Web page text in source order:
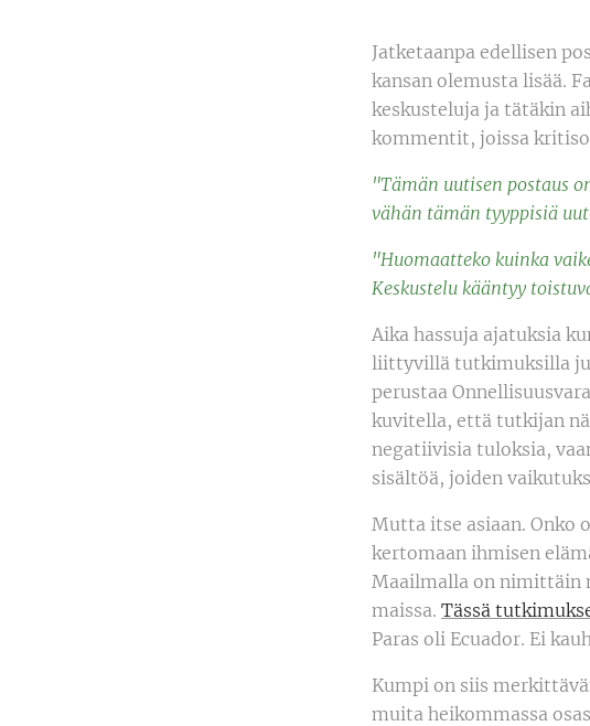
Jatketaanpa edellisen
kansan olemusta lisää.
keskusteluja ja tätäkin
kommentit, joissa
"Tämän uutisen postaus
vähän tämän tyyppisiä
"Huomaatteko kuinka
Keskustelu kääntyy
Aika hassuja ajatuksia
liittyvillä tutkimuksilla
perustaa
kuvitella, että tutkijan
negatiivisia tuloksia,
sisältöä, joiden
Mutta itse asiaan. Onko
kertomaan ihmisen
Maailmalla on
maissa. Tässä
Paras oli Ecuador. Ei
Kumpi on siis
muita heikommassa